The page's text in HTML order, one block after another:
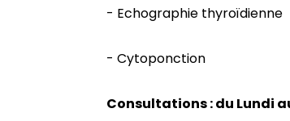
- Echographie thyroïdienne
- Cytoponction
Consultations : du Lundi